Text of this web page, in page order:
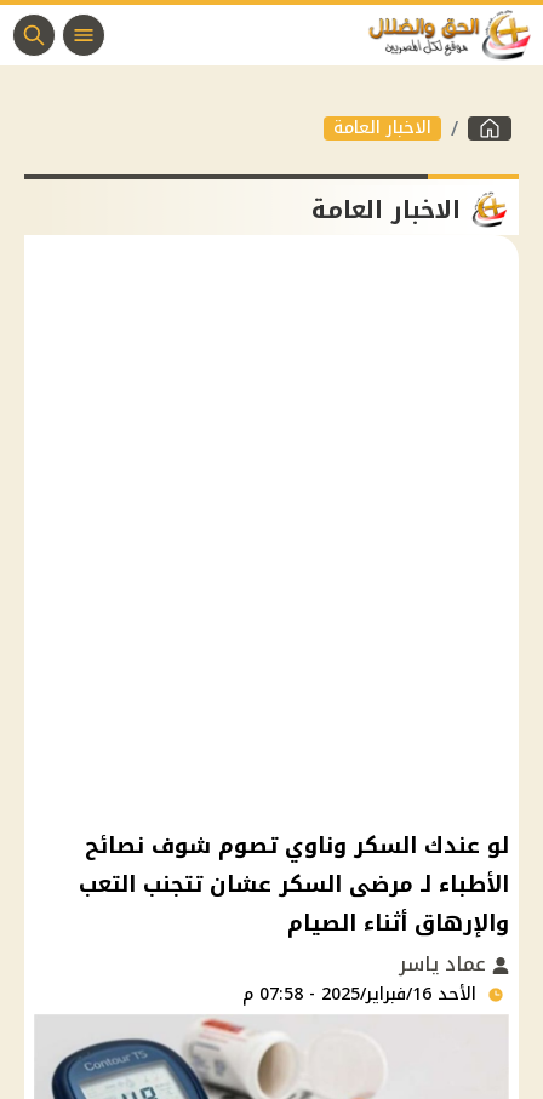
الاخبار العامة
الاخبار العامة
لو عندك السكر وناوي تصوم شوف نصائح
الأطباء لـ مرضى السكر عشان تتجنب التعب
والإرهاق أثناء الصيام
عماد ياسر
الأحد 16/فبراير/2025 - 07:58 م